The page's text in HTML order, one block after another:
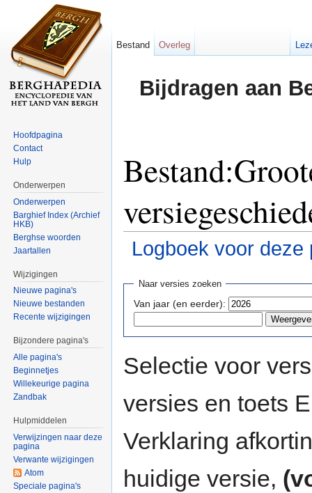
Bijdragen aan
Logboek voor deze
Naar versies zoeken
Van jaar (en eerder):
Selectie voor
versies en toets
Verklaring
huidige versie,
Bestand Overleg
Hoofdpagina
Contact
Hulp
Onderwerpen
Onderwerpen
Barghief Index (Archief
HKB)
Berghse woorden
Jaartallen
Wijzigingen
Nieuwe pagina's
Nieuwe bestanden
Recente wijzigingen
Bijzondere pagina's
Alle pagina's
Beginnetjes
Willekeurige pagina
Zandbak
Hulpmiddelen
Verwijzingen naar deze
pagina
Verwante wijzigingen
Atom
Speciale pagina's